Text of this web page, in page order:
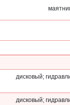
дисковый;
дисковый;